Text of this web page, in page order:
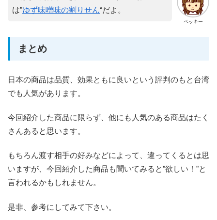
ベッキー
は”ゆず味噌味の割りせん“だよ。
まとめ
日本の商品は品質、効果ともに良いという評判のもと台湾
でも人気があります。
今回紹介した商品に限らず、他にも人気のある商品はたく
さんあると思います。
もちろん渡す相手の好みなどによって、違ってくるとは思
いますが、今回紹介した商品も聞いてみると”欲しい！”と
言われるかもしれません。
是非、参考にしてみて下さい。